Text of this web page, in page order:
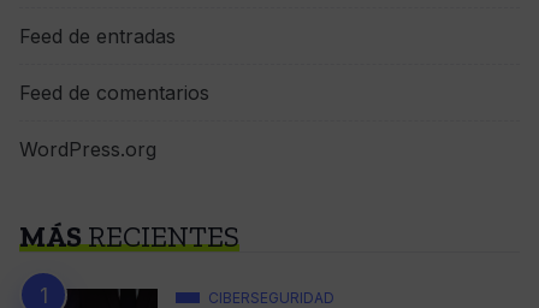
Feed de entradas
Feed de comentarios
WordPress.org
MÁSRECIENTES
CIBERSEGURIDAD